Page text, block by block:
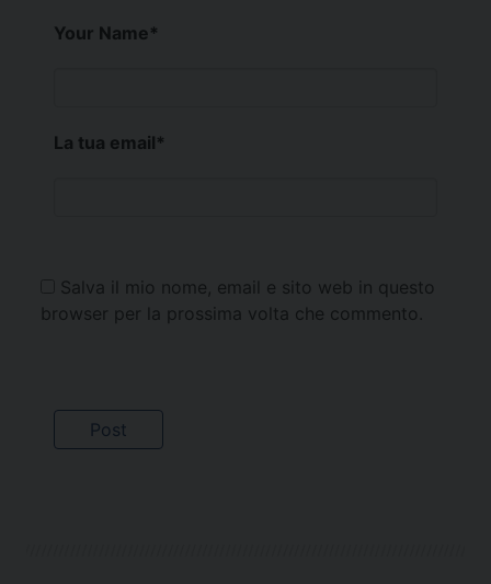
Your Name*
La tua email*
Salva il mio nome, email e sito web in questo
browser per la prossima volta che commento.